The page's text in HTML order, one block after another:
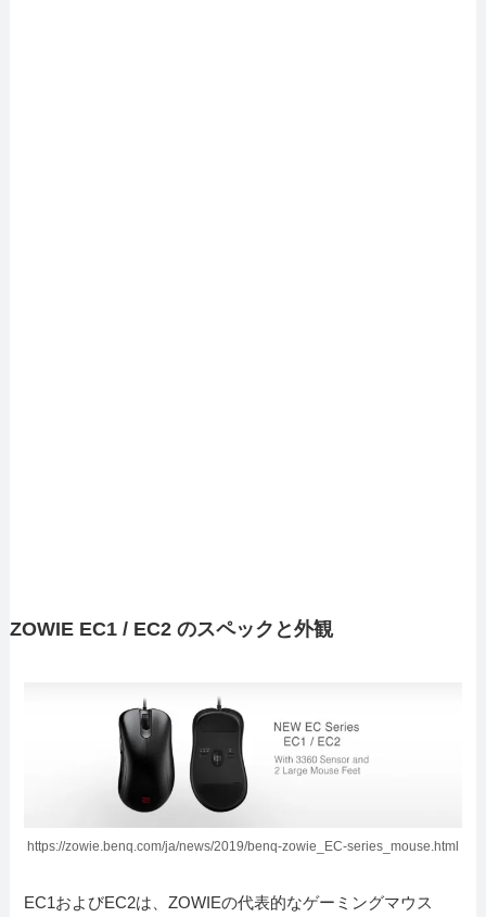
ZOWIE EC1 / EC2 のスペックと外観
https://zowie.benq.com/ja/news/2019/benq-zowie_EC-series_mouse.html
EC1およびEC2は、ZOWIEの代表的なゲーミングマウス